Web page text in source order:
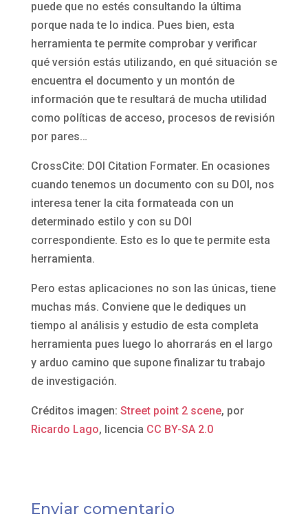
puede que no estés consultando la última
porque nada te lo indica. Pues bien, esta
herramienta te permite comprobar y verificar
qué versión estás utilizando, en qué situación se
encuentra el documento y un montón de
información que te resultará de mucha utilidad
como políticas de acceso, procesos de revisión
por pares…
CrossCite: DOI Citation Formater. En ocasiones
cuando tenemos un documento con su DOI, nos
interesa tener la cita formateada con un
determinado estilo y con su DOI
correspondiente. Esto es lo que te permite esta
herramienta.
Pero estas aplicaciones no son las únicas, tiene
muchas más. Conviene que le dediques un
tiempo al análisis y estudio de esta completa
herramienta pues luego lo ahorrarás en el largo
y arduo camino que supone finalizar tu trabajo
de investigación.
Créditos imagen: Street point 2 scene, por
Ricardo Lago, licencia CC BY-SA 2.0
Enviar comentario